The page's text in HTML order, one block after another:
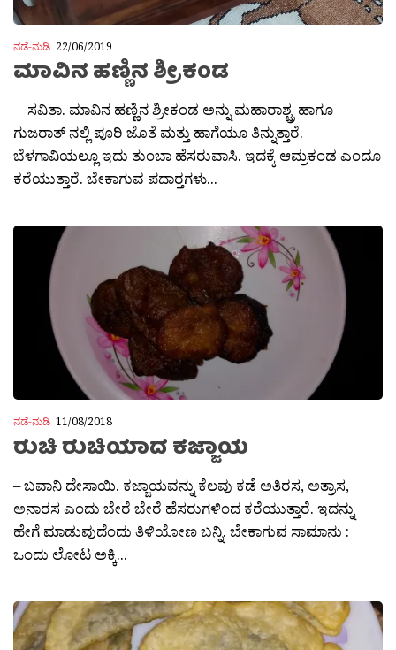
ನಡೆ-ನುಡಿ 22/06/2019
ಮಾವಿನ ಹಣ್ಣಿನ ಶ್ರೀಕಂಡ
– ಸವಿತಾ. ಮಾವಿನ ಹಣ್ಣಿನ ಶ್ರೀಕಂಡ ಅನ್ನು ಮಹಾರಾಶ್ಟ್ರ ಹಾಗೂ
ಗುಜರಾತ್ ನಲ್ಲಿ ಪೂರಿ ಜೊತೆ ಮತ್ತು ಹಾಗೆಯೂ ತಿನ್ನುತ್ತಾರೆ.
ಬೆಳಗಾವಿಯಲ್ಲೂ ಇದು ತುಂಬಾ ಹೆಸರುವಾಸಿ. ಇದಕ್ಕೆ ಆಮ್ರಕಂಡ ಎಂದೂ
ಕರೆಯುತ್ತಾರೆ. ಬೇಕಾಗುವ ಪದಾರ‍್ತಗಳು...
ನಡೆ-ನುಡಿ 11/08/2018
ರುಚಿ ರುಚಿಯಾದ ಕಜ್ಜಾಯ
– ಬವಾನಿ ದೇಸಾಯಿ. ಕಜ್ಜಾಯವನ್ನು ಕೆಲವು ಕಡೆ ಅತಿರಸ, ಅತ್ರಾಸ,
ಅನಾರಸ ಎಂದು ಬೇರೆ ಬೇರೆ ಹೆಸರುಗಳಿಂದ ಕರೆಯುತ್ತಾರೆ. ಇದನ್ನು
ಹೇಗೆ ಮಾಡುವುದೆಂದು ತಿಳಿಯೋಣ ಬನ್ನಿ. ಬೇಕಾಗುವ ಸಾಮಾನು :
ಒಂದು ಲೋಟ ಅಕ್ಕಿ...